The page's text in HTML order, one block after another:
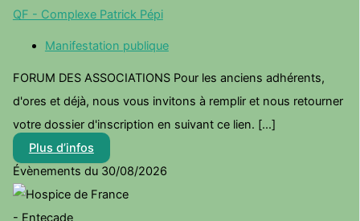
QF - Complexe Patrick Pépi
Manifestation publique
FORUM DES ASSOCIATIONS Pour les anciens adhérents,
d'ores et déjà, nous vous invitons à remplir et nous retourner
votre dossier d'inscription en suivant ce lien. [...]
Plus d’infos
Évènements du 30/08/2026